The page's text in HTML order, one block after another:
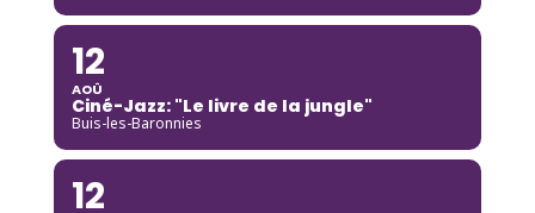
12
AOÛ
Ciné-Jazz: "Le livre de la jungle"
Buis-les-Baronnies
12